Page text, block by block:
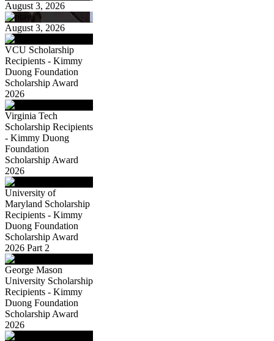
August 3, 2026
August 3, 2026
VCU Scholarship
Recipients - Kimmy
Duong Foundation
Scholarship Award
2026
Virginia Tech
Scholarship Recipients
- Kimmy Duong
Foundation
Scholarship Award
2026
University of
Maryland Scholarship
Recipients - Kimmy
Duong Foundation
Scholarship Award
2026 Part 2
George Mason
University Scholarship
Recipients - Kimmy
Duong Foundation
Scholarship Award
2026